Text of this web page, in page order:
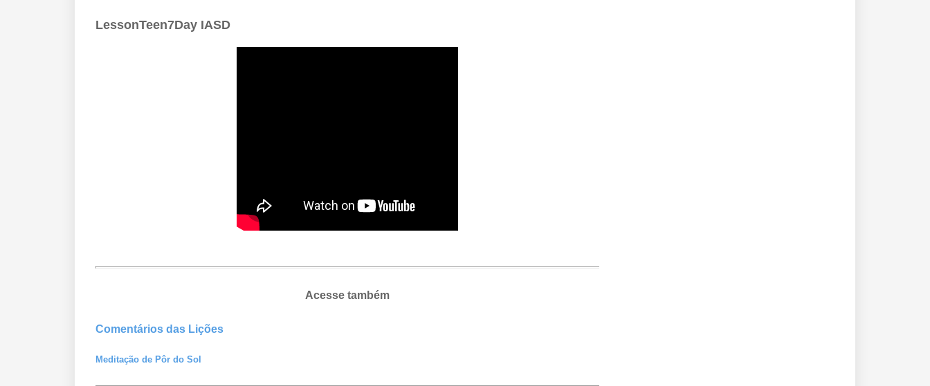
LessonTeen7Day IASD
Acesse também
Comentários das Lições
Meditação de Pôr do Sol